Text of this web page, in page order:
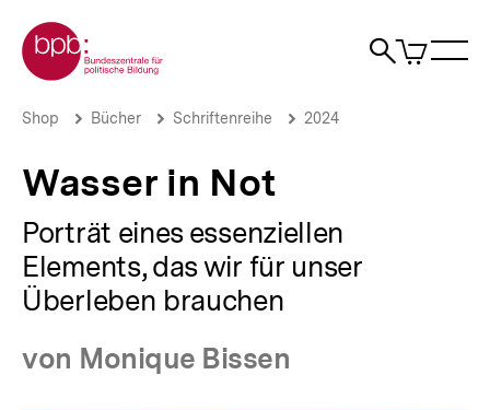
zum
Seiteninhalt
springen
Zur Startseite der bpb
Suche
Artikel
im
Wasser
bpb.de
Brotkrümelnavigation
Pfadnavigation
Shop Bücher Schriftenreihe 2024
Wasser in Not
Porträt eines essenziellen
Elements, das wir für unser
Überleben brauchen
von Monique Bissen